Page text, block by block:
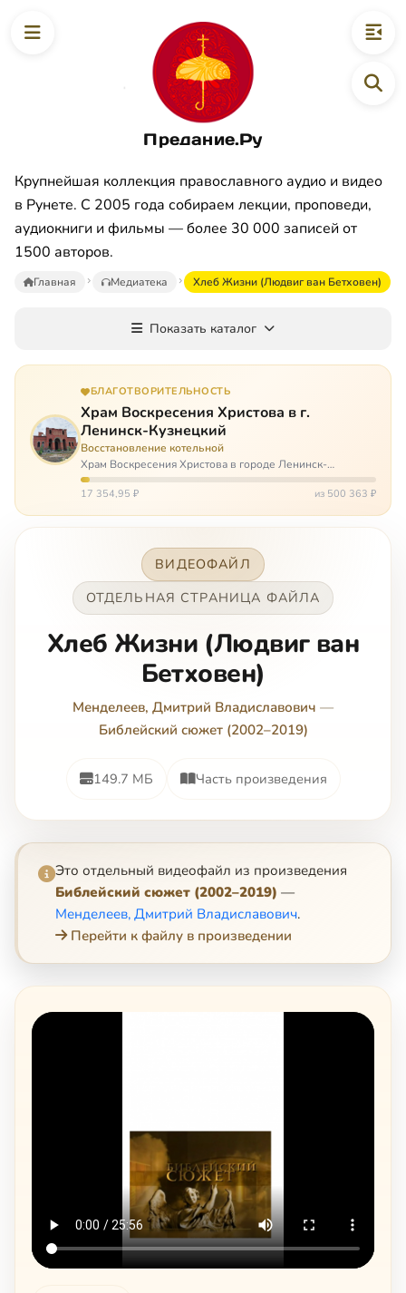
Предание.Ру
Крупнейшая коллекция православного аудио и видео
в Рунете. С 2005 года собираем лекции, проповеди,
аудиокниги и фильмы — более 30 000 записей от
1500 авторов.
Главная Медиатека Хлеб Жизни (Людвиг ван Бетховен)
Показать каталог
БЛАГОТВОРИТЕЛЬНОСТЬ
Храм Воскресения Христова в г.
Ленинск-Кузнецкий
Восстановление котельной
Храм Воскресения Христова в городе Ленинск-
Кузнецкий в Кемеровской области – совсем новый, он
открылся всего 20 назад. И сейчас храм может вообще
17 354,95 ₽ из 500 363 ₽
ВИДЕОФАЙЛ
ОТДЕЛЬНАЯ СТРАНИЦА ФАЙЛА
Хлеб Жизни (Людвиг ван
Бетховен)
Менделеев, Дмитрий Владиславович —
Библейский сюжет (2002–2019)
149.7 МБ Часть произведения
Это отдельный видеофайл из произведения
Библейский сюжет (2002–2019) —
Менделеев, Дмитрий Владиславович.
Перейти к файлу в произведении